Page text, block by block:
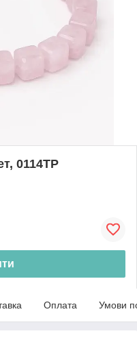
0114ТР
Оплата Умови